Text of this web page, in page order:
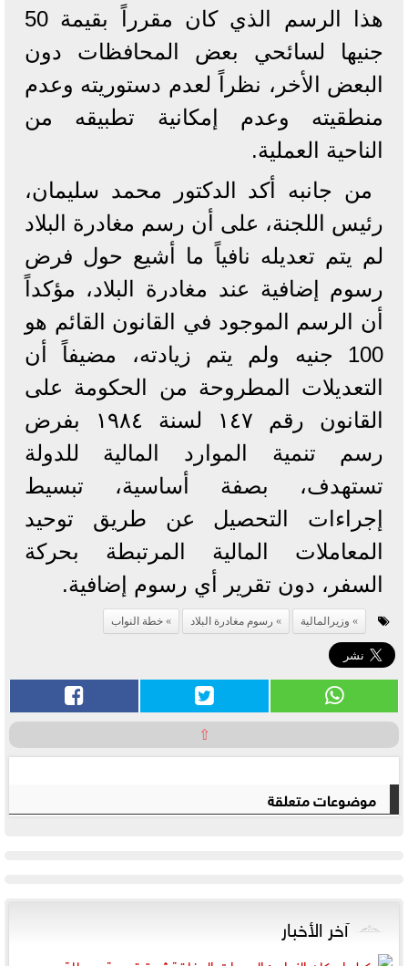
هذا الرسم الذي كان مقرراً بقيمة 50
جنيها لسائحي بعض المحافظات دون
البعض الأخر، نظراً لعدم دستوريته وعدم
منطقيته وعدم إمكانية تطبيقه من
الناحية العملية.
من جانبه أكد الدكتور محمد سليمان،
رئيس اللجنة، على أن رسم مغادرة البلاد
لم يتم تعديله نافياً ما أشيع حول فرض
رسوم إضافية عند مغادرة البلاد، مؤكداً
أن الرسم الموجود في القانون القائم هو
100 جنيه ولم يتم زيادته، مضيفاً أن
التعديلات المطروحة من الحكومة على
القانون رقم ١٤٧ لسنة ١٩٨٤ بفرض
رسم تنمية الموارد المالية للدولة
تستهدف، بصفة أساسية، تبسيط
إجراءات التحصيل عن طريق توحيد
المعاملات المالية المرتبطة بحركة
السفر، دون تقرير أي رسوم إضافية.
وزيرالمالية رسوم مغادرة البلاد خطة النواب
⇧
موضوعات متعلقة
آخر الأخبار